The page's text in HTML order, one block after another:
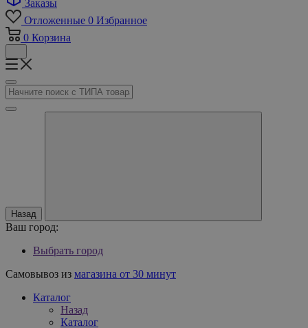
Заказы
Отложенные 0 Избранное
0 Корзина
Назад
Ваш город:
Выбрать город
Самовывоз из магазина от 30 минут
Каталог
Назад
Каталог